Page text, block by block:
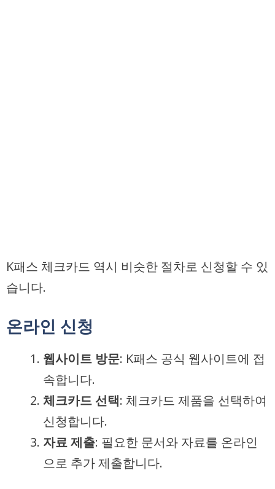
K패스 체크카드 역시 비슷한 절차로 신청할 수 있
습니다.
온라인 신청
웹사이트 방문: K패스 공식 웹사이트에 접
속합니다.
체크카드 선택: 체크카드 제품을 선택하여
신청합니다.
자료 제출: 필요한 문서와 자료를 온라인
으로 추가 제출합니다.